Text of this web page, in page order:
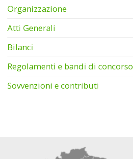
Organizzazione
Atti Generali
Bilanci
Regolamenti e bandi di concorso
Sovvenzioni e contributi